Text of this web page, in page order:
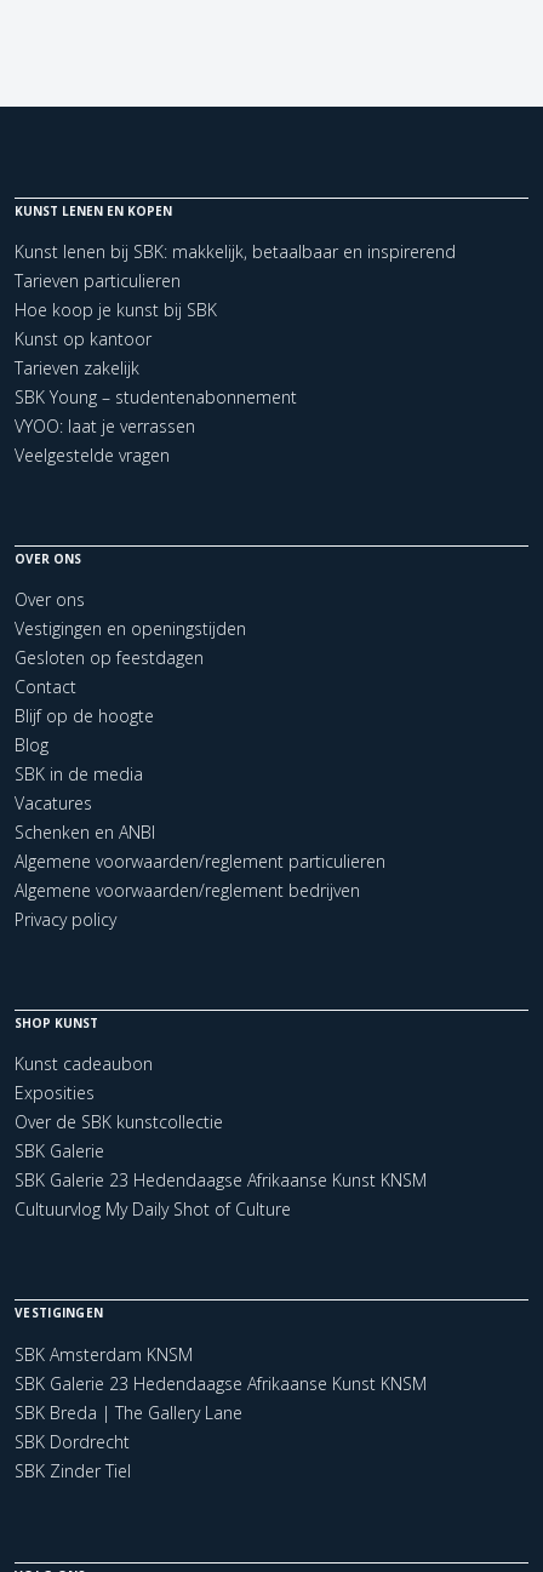
KUNST LENEN EN KOPEN
Kunst lenen bij SBK: makkelijk, betaalbaar en inspirerend
Tarieven particulieren
Hoe koop je kunst bij SBK
Kunst op kantoor
Tarieven zakelijk
SBK Young – studentenabonnement
VYOO: laat je verrassen
Veelgestelde vragen
OVER ONS
Over ons
Vestigingen en openingstijden
Gesloten op feestdagen
Contact
Blijf op de hoogte
Blog
SBK in de media
Vacatures
Schenken en ANBI
Algemene voorwaarden/reglement particulieren
Algemene voorwaarden/reglement bedrijven
Privacy policy
SHOP KUNST
Kunst cadeaubon
Exposities
Over de SBK kunstcollectie
SBK Galerie
SBK Galerie 23 Hedendaagse Afrikaanse Kunst KNSM
Cultuurvlog My Daily Shot of Culture
VESTIGINGEN
SBK Amsterdam KNSM
SBK Galerie 23 Hedendaagse Afrikaanse Kunst KNSM
SBK Breda | The Gallery Lane
SBK Dordrecht
SBK Zinder Tiel